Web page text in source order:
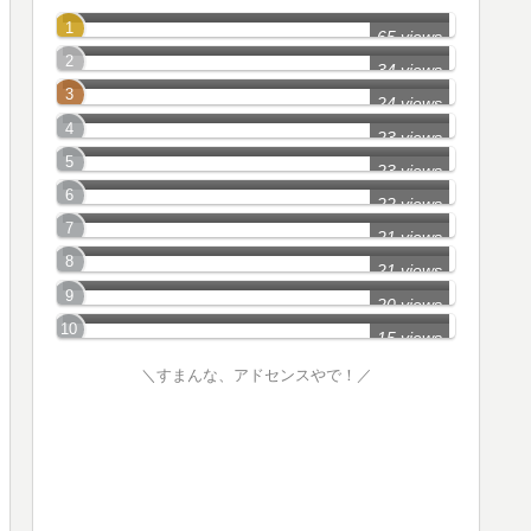
65 views
所沢市のミステリースポット2
34 views
千葉県_Part4
24 views
東京都_Part20
23 views
埼玉県_Part3
23 views
長野県_Part10
22 views
心霊スポットおしえて_Part1
21 views
神奈川県_Part2
21 views
西武池袋線沿線のたたり物件
20 views
埼玉県幽霊地帯情報_Part3
15 views
＼すまんな、アドセンスやで！／